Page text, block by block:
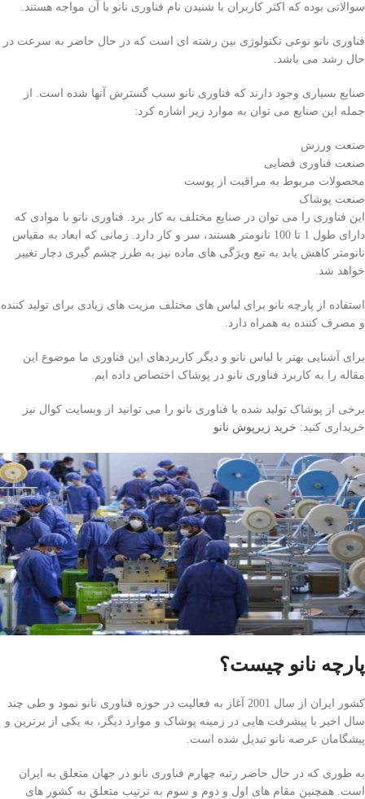
سوالاتی بوده که اکثر کاربران با شنیدن نام فناوری نانو با آن مواجه هستند.
فناوری نانو نوعی تکنولوژی بین رشته ای است که در حال حاضر به سرعت در
حال رشد می باشد.
صنایع بسیاری وجود دارند که فناوری نانو سبب گسترش آنها شده است. از
جمله این صنایع می توان به موارد زیر اشاره کرد:
صنعت ورزش
صنعت فناوری فضایی
محصولات مربوط به مراقبت از پوست
صنعت پوشاک
این فناوری را می توان در صنایع مختلف به کار برد. فناوری نانو با موادی که
دارای طول 1 تا 100 نانومتر هستند، سر و کار دارد. زمانی که ابعاد به مقیاس
نانومتر کاهش یابد به تبع ویژگی های ماده نیز به طرز چشم گیری دچار تغییر
خواهد شد.
استفاده از پارچه نانو برای لباس های مختلف مزیت های زیادی برای تولید کننده
و مصرف کننده به همراه دارد.
برای آشنایی بهتر با لباس نانو و دیگر کاربردهای این فناوری ما موضوع این
مقاله را به کاربرد فناوری نانو در پوشاک اختصاص داده ایم.
برخی از پوشاک تولید شده با فناوری نانو را می توانید از وبسایت کوال نیز
خریداری کنید: خرید زیرپوش نانو
پارچه نانو چیست؟
کشور ایران از سال 2001 آغاز به فعالیت در حوزه فناوری نانو نمود و طی چند
سال اخیر با پیشرفت هایی در زمینه پوشاک و موارد دیگر، به یکی از برترین و
پیشگامان عرصه نانو تبدیل شده است.
به طوری که در حال حاضر رتبه چهارم فناوری نانو در جهان متعلق به ایران
است. همچنین مقام های اول و دوم و سوم به ترتیب متعلق به کشور های